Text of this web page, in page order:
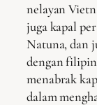
nelayan
juga kapal
Natuna, dan
dengan
menabrak
dalam